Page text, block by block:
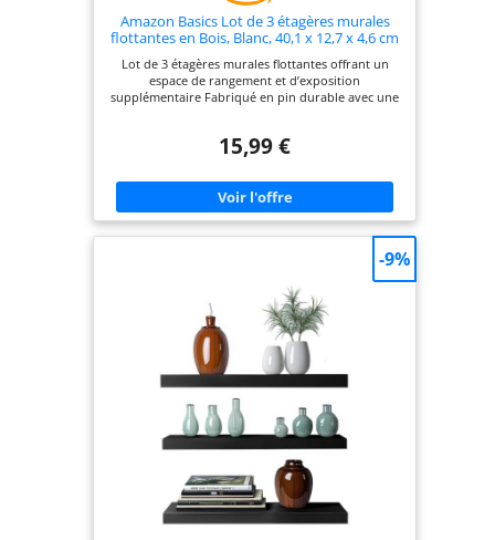
Amazon Basics Lot de 3 étagères murales
flottantes en Bois, Blanc, 40,1 x 12,7 x 4,6 cm
Lot de 3 étagères murales flottantes offrant un
espace de rangement et d’exposition
supplémentaire Fabriqué en pin durable avec une
maximale de 9 kg Matériel de montage inclus pour
produit : 40,1 x 12,7 x 4,6 cm (L x l x H, par étagère)
Étagère murale certifiée FSC (FSC N004130).
Fabriquée avec des matériaux provenant de forêts
gérées durablement, de matériaux recyclés et/ou
15,99 €
-9%